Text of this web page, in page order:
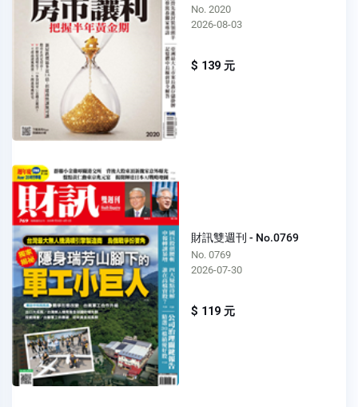
No. 2020
2026-08-03
$ 139 元
財訊雙週刊 - No.0769
No. 0769
2026-07-30
$ 119 元